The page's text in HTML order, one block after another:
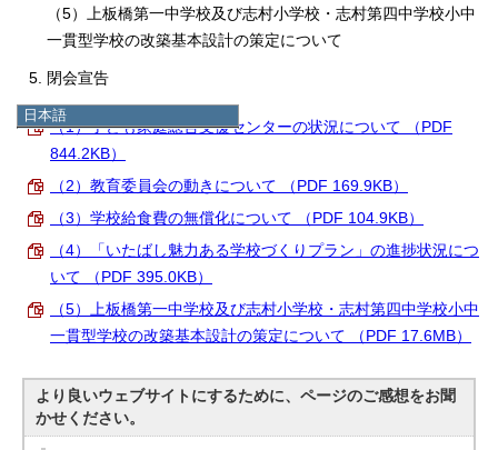
日本語
日本語
English
한국어
繁體中文
（5）上板橋第一中学校及び志村小学校・志村第四中学校小中
一貫型学校の改築基本設計の策定について
閉会宣告
（1）子ども家庭総合支援センターの状況について （PDF
844.2KB）
（2）教育委員会の動きについて （PDF 169.9KB）
（3）学校給食費の無償化について （PDF 104.9KB）
（4）「いたばし魅力ある学校づくりプラン」の進捗状況につ
いて （PDF 395.0KB）
（5）上板橋第一中学校及び志村小学校・志村第四中学校小中
一貫型学校の改築基本設計の策定について （PDF 17.6MB）
より良いウェブサイトにするために、ページのご感想をお聞
かせください。